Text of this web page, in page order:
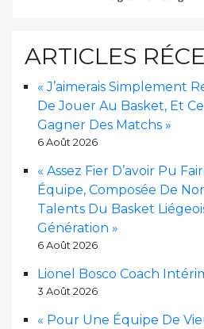
ARTICLES
« J’aimerais Simplement
De Jouer Au Basket, Et
Gagner Des Matchs »
6 Août 2026
« Assez Fier D’avoir Pu
Équipe, Composée De
Talents Du Basket
Génération »
6 Août 2026
Lionel Bosco Coach
3 Août 2026
« Pour Une Équipe De